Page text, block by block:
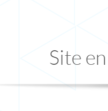
Site